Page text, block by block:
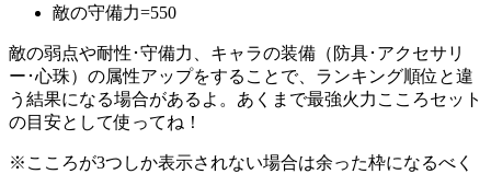
敵の守備力=550
敵の弱点や耐性･守備力、キャラの装備（防具･アクセサリ
ー･心珠）の属性アップをすることで、ランキング順位と違
う結果になる場合があるよ。あくまで最強火力こころセット
の目安として使ってね！
※こころが3つしか表示されない場合は余った枠になるべく